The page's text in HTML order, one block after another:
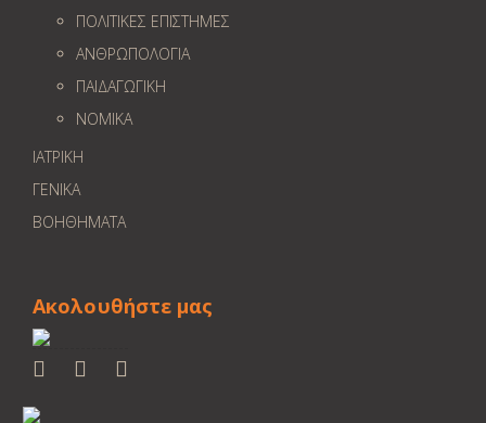
ΠΟΛΙΤΙΚΕΣ ΕΠΙΣΤΗΜΕΣ
ΑΝΘΡΩΠΟΛΟΓΙΑ
ΠΑΙΔΑΓΩΓΙΚΗ
ΝΟΜΙΚΑ
ΙΑΤΡΙΚΗ
ΓΕΝΙΚΑ
ΒΟΗΘΗΜΑΤΑ
Ακολουθήστε μας